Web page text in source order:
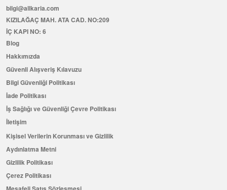
bilgi@allkaria.com
KIZILAĞAÇ MAH. ATA CAD. NO:209
İÇ KAPI NO: 6
Blog
Hakkımızda
Güvenli Alışveriş Kılavuzu
Bilgi Güvenliği Politikası
İade Politikası
İş Sağlığı ve Güvenliği Çevre Politikası
İletişim
Kişisel Verilerin Korunması ve Gizlilik
Aydınlatma Metni
Gizlilik Politikası
Çerez Politikası